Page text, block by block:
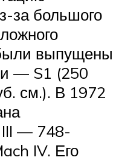
за большого
выпущены
— S1 (250
см.). В 1972
III — 748-
IV. Его